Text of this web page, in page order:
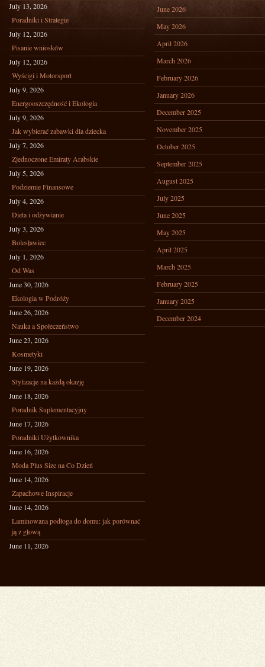
July 13, 2026
Poradniki i Strategie
July 12, 2026
Pisanie wniosków
July 12, 2026
Wyścigi i Motorsport
July 9, 2026
Energooszczędność i Ekologia
July 9, 2026
Jak wybierać zabawki dla dziecka
July 7, 2026
Zjednoczone Emiraty Arabskie
July 5, 2026
Podziemie Finansowe
July 4, 2026
Dieta i odżywianie
July 3, 2026
Bolesławiec
July 1, 2026
Od Was
June 30, 2026
Ekologia w Podróży
June 26, 2026
Nauka a Społeczeństwo
June 23, 2026
Kosmetyki
June 19, 2026
Stylizacje na każdą okazję
June 18, 2026
Poradnik Suplementacyjny
June 17, 2026
Poradniki Użytkownika
June 16, 2026
Moda Plus Size na Co Dzień
June 14, 2026
Zapachowe Inspiracje
June 14, 2026
Laminowana podłoga do domu: jak porównać
ją z głową
June 11, 2026
June 2026
May 2026
April 2026
March 2026
February 2026
January 2026
December 2025
November 2025
October 2025
September 2025
August 2025
July 2025
June 2025
May 2025
April 2025
March 2025
February 2025
January 2025
December 2024